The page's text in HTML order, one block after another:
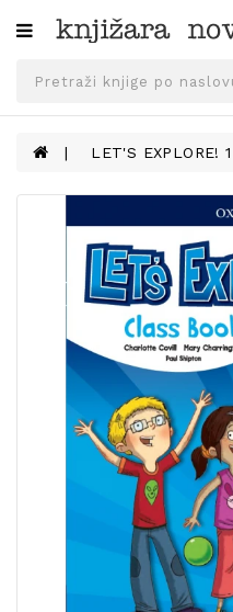
Kategorije
SVEUČILIŠNA
UDŽBENICI
KNJIGE
PRIBOR
OPREMA
UDŽBENIKE!
KONTAKT
LET'S EXPLORE! 1